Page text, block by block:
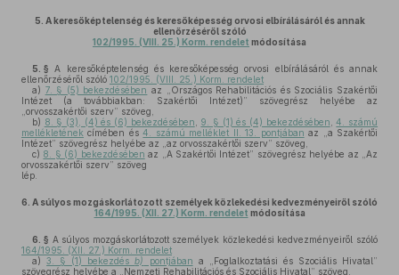
5. A keresőképtelenség és keresőképesség orvosi elbírálásáról és annak
ellenőrzéséről szóló
102/1995. (VIII. 25.) Korm. rendelet módosítása
5. § A keresőképtelenség és keresőképesség orvosi elbírálásáról és annak
ellenőrzéséről szóló 102/1995. (VIII. 25.) Korm. rendelet
a) 7. § (5) bekezdésében az „Országos Rehabilitációs és Szociális Szakértői
Intézet (a továbbiakban: Szakértői Intézet)” szövegrész helyébe az
„orvosszakértői szerv” szöveg,
b) 8. § (3), (4) és (6) bekezdésében 9. § (1) és (4) bekezdésében ,4. számú
mellékletének címében és4. számú melléklet II. 13. pontjában az „a Szakértői
Intézet” szövegrész helyébe az „az orvosszakértői szerv” szöveg,
c) 8. § (6) bekezdésében az „A Szakértői Intézet” szövegrész helyébe az „Az
orvosszakértői szerv” szöveg
lép.
6. A súlyos mozgáskorlátozott személyek közlekedési kedvezményeiről szóló
164/1995. (XII. 27.) Korm. rendelet módosítása
6. § A súlyos mozgáskorlátozott személyek közlekedési kedvezményeiről szóló
164/1995. (XII. 27.) Korm. rendelet
a) 3. § (1) bekezdésb) pontjában a „Foglalkoztatási és Szociális Hivatal”
szövegrész helyébe a „Nemzeti Rehabilitációs és Szociális Hivatal” szöveg,